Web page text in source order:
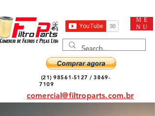
ME
NU
(21) 98561-5127 /3869-
7109
comercial@filtroparts.com.br